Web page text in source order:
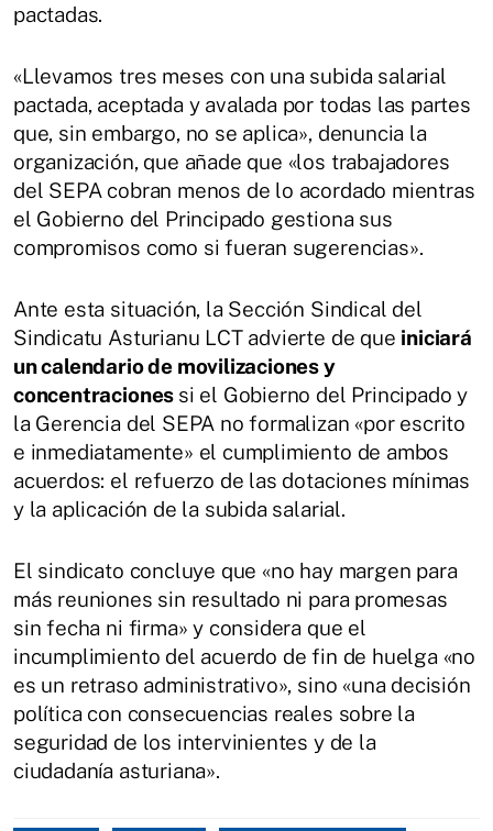
pactadas.
«Llevamos tres meses con una subida salarial
pactada, aceptada y avalada por todas las partes
que, sin embargo, no se aplica», denuncia la
organización, que añade que «los trabajadores
del SEPA cobran menos de lo acordado mientras
el Gobierno del Principado gestiona sus
compromisos como si fueran sugerencias».
Ante esta situación, la Sección Sindical del
Sindicatu Asturianu LCT advierte de que iniciará
un calendario de movilizaciones y
concentraciones si el Gobierno del Principado y
la Gerencia del SEPA no formalizan «por escrito
e inmediatamente» el cumplimiento de ambos
acuerdos: el refuerzo de las dotaciones mínimas
y la aplicación de la subida salarial.
El sindicato concluye que «no hay margen para
más reuniones sin resultado ni para promesas
sin fecha ni firma» y considera que el
incumplimiento del acuerdo de fin de huelga «no
es un retraso administrativo», sino «una decisión
política con consecuencias reales sobre la
seguridad de los intervinientes y de la
ciudadanía asturiana».